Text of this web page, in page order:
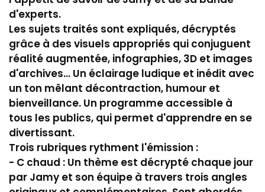
d'experts.
Les sujets traités sont expliqués, décryptés
grâce à des visuels appropriés qui conjuguent
réalité augmentée, infographies, 3D et images
d'archives... Un éclairage ludique et inédit avec
un ton mêlant décontraction, humour et
bienveillance. Un programme accessible à
tous les publics, qui permet d'apprendre en se
divertissant.
Trois rubriques rythment l'émission :
- C chaud : Un thème est décrypté chaque jour
par Jamy et son équipe à travers trois angles